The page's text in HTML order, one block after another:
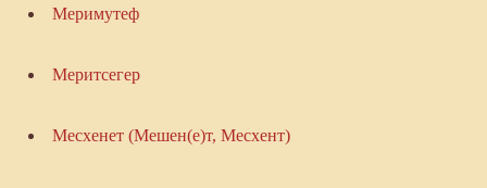
Меримутеф
Меритсегер
Месхенет (Мешен(е)т, Месхент)